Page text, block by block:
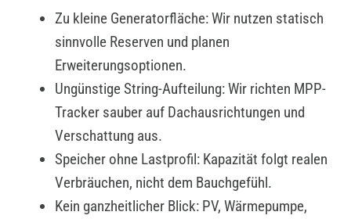
Zu kleine Generatorfläche: Wir nutzen statisch
sinnvolle Reserven und planen
Erweiterungsoptionen.
Ungünstige String-Aufteilung: Wir richten MPP-
Tracker sauber auf Dachausrichtungen und
Verschattung aus.
Speicher ohne Lastprofil: Kapazität folgt realen
Verbräuchen, nicht dem Bauchgefühl.
Kein ganzheitlicher Blick: PV, Wärmepumpe,